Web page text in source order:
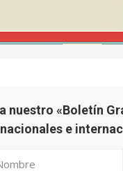
nuestro «Boletín
e